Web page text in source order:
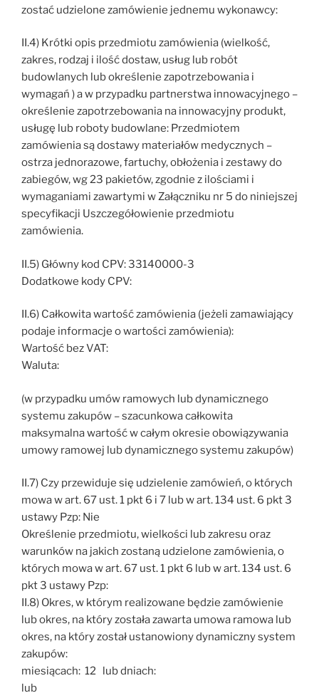
zostać udzielone zamówienie jednemu wykonawcy:
II.4) Krótki opis przedmiotu zamówienia (wielkość,
zakres, rodzaj i ilość dostaw, usług lub robót
budowlanych lub określenie zapotrzebowania i
wymagań ) a w przypadku partnerstwa innowacyjnego –
określenie zapotrzebowania na innowacyjny produkt,
usługę lub roboty budowlane: Przedmiotem
zamówienia są dostawy materiałów medycznych –
ostrza jednorazowe, fartuchy, obłożenia i zestawy do
zabiegów, wg 23 pakietów, zgodnie z ilościami i
wymaganiami zawartymi w Załączniku nr 5 do niniejszej
specyfikacji Uszczegółowienie przedmiotu
zamówienia.
II.5) Główny kod CPV: 33140000-3
Dodatkowe kody CPV:
II.6) Całkowita wartość zamówienia (jeżeli zamawiający
podaje informacje o wartości zamówienia):
Wartość bez VAT:
Waluta:
(w przypadku umów ramowych lub dynamicznego
systemu zakupów – szacunkowa całkowita
maksymalna wartość w całym okresie obowiązywania
umowy ramowej lub dynamicznego systemu zakupów)
II.7) Czy przewiduje się udzielenie zamówień, o których
mowa w art. 67 ust. 1 pkt 6 i 7 lub w art. 134 ust. 6 pkt 3
ustawy Pzp: Nie
Określenie przedmiotu, wielkości lub zakresu oraz
warunków na jakich zostaną udzielone zamówienia, o
których mowa w art. 67 ust. 1 pkt 6 lub w art. 134 ust. 6
pkt 3 ustawy Pzp:
II.8) Okres, w którym realizowane będzie zamówienie
lub okres, na który została zawarta umowa ramowa lub
okres, na który został ustanowiony dynamiczny system
zakupów:
miesiącach: 12 lub dniach:
lub